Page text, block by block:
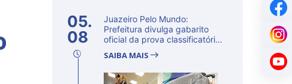
05.
08
Juazeiro Pelo Mundo:
Prefeitura divulga gabarito
oficial da prova classificatória
SAIBA MAIS